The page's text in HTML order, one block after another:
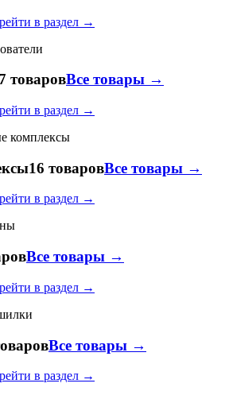
в раздел →
7 товаровВсе товары →
в раздел →
комплексы
16 товаровВсе товары →
в раздел →
Все товары →
в раздел →
Все товары →
в раздел →